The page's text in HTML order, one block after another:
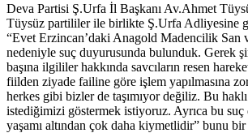
Deva Partisi Ş.Urfa İl Başkanı Av.Ahmet
Tüysüz partililer ile birlikte Ş.Urfa Adliyesine
“Evet Erzincan’daki Anagold Madencilik San
nedeniyle suç duyurusunda bulunduk. Gerek
başına ilgililer hakkında savcıların resen
fiilden ziyade failine göre işlem yapılmasına
herkes gibi bizler de taşımıyor değiliz. Bu
istediğimizi göstermek istiyoruz. Ayrıca bu
yaşamı altından çok daha kiymetlidir” bunu